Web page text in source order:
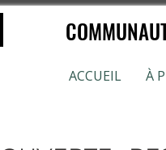
ACCUEIL À